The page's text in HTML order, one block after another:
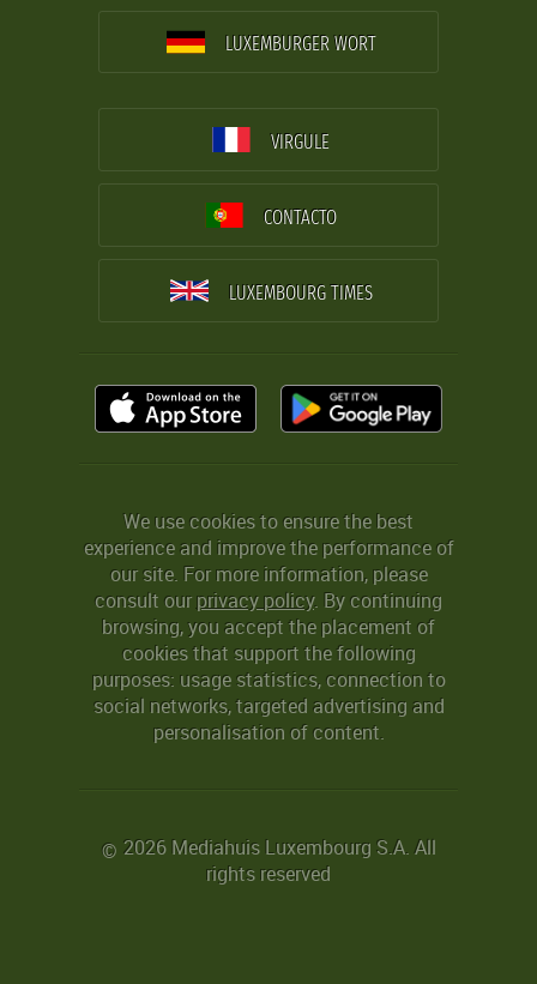
LUXEMBURGER WORT
VIRGULE
CONTACTO
LUXEMBOURG TIMES
We use cookies to ensure the best
experience and improve the performance of
our site. For more information, please
consult ourprivacy policy. By continuing
browsing, you accept the placement of
cookies that support the following
purposes: usage statistics, connection to
social networks, targeted advertising and
personalisation of content.
© 2026 Mediahuis Luxembourg S.A. All
rights reserved